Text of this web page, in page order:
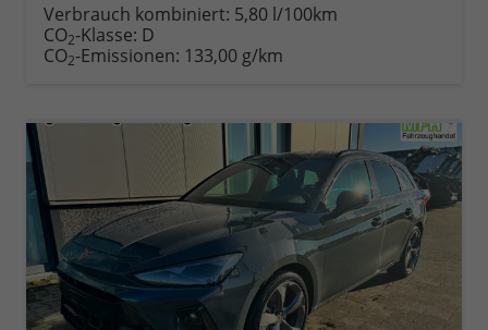
Verbrauch kombiniert: 5,80 l/100km
CO2-Klasse: D
CO2-Emissionen: 133,00 g/km